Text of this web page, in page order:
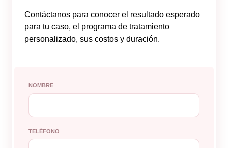
Contáctanos para conocer el resultado esperado
para tu caso, el programa de tratamiento
personalizado, sus costos y duración.
NOMBRE
TELÉFONO